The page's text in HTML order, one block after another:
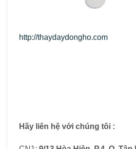
http://thaydaydongho.com
Hãy liên hệ với chúng tôi :